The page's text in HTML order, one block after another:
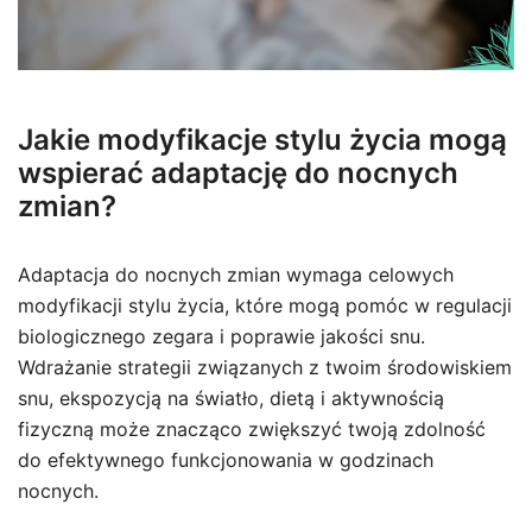
Jakie modyfikacje stylu życia mogą
wspierać adaptację do nocnych
zmian?
Adaptacja do nocnych zmian wymaga celowych
modyfikacji stylu życia, które mogą pomóc w regulacji
biologicznego zegara i poprawie jakości snu.
Wdrażanie strategii związanych z twoim środowiskiem
snu, ekspozycją na światło, dietą i aktywnością
fizyczną może znacząco zwiększyć twoją zdolność
do efektywnego funkcjonowania w godzinach
nocnych.